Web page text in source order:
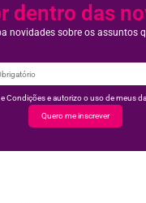
dentro das
novidades sobre os assuntos
Condições e autorizo o uso de meus
Quero me inscrever